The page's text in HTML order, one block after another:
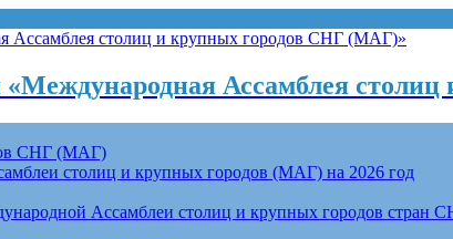
Ассамблея
СНГ (МАГ)
столиц и крупных городов (МАГ) на 2026 год
Ассамблеи столиц и крупных городов стран